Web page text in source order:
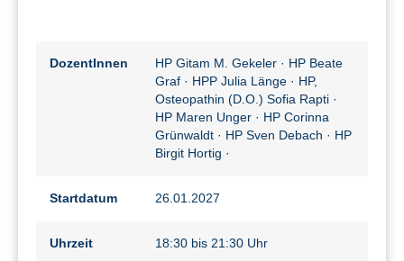
DozentInnen HP Gitam M. Gekeler · HP Beate
Graf · HPP Julia Länge · HP,
Osteopathin (D.O.) Sofia Rapti ·
HP Maren Unger · HP Corinna
Grünwaldt · HP Sven Debach · HP
Birgit Hortig ·
Startdatum 26.01.2027
Uhrzeit 18:30 bis 21:30 Uhr